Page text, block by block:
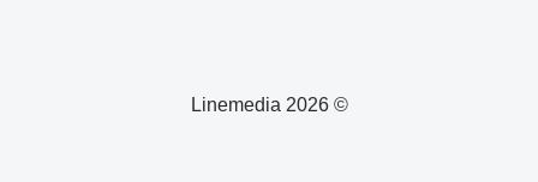
© 2026 Linemedia